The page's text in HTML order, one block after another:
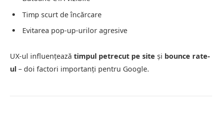
Timp scurt de încărcare
Evitarea pop-up-urilor agresive
UX-ul influențează timpul petrecut pe site și bounce rate-
ul – doi factori importanți pentru Google.